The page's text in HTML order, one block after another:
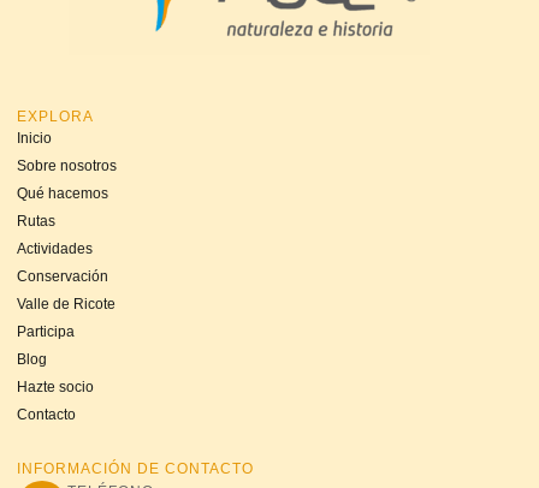
EXPLORA
Inicio
Sobre nosotros
Qué hacemos
Rutas
Actividades
Conservación
Valle de Ricote
Participa
Blog
Hazte socio
Contacto
INFORMACIÓN DE CONTACTO